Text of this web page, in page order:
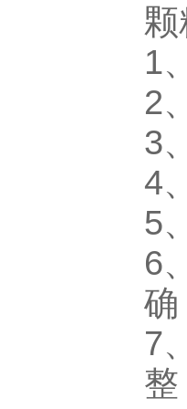
1
2
3
4
5
6
确
7